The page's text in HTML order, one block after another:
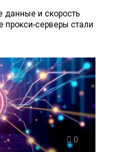
данные и скорость
серверы стали
0